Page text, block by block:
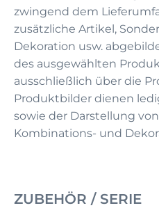
zwingend dem
zusätzliche Artikel,
Dekoration usw.
des ausgewählten
ausschließlich über die
Produktbilder dienen
sowie der Darstellung
Kombinations- und
ZUBEHÖR / SERIE